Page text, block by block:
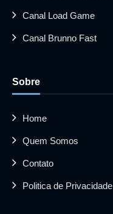
Canal Load Game
Canal Brunno Fast
Sobre
Home
Quem Somos
Contato
Politica de Privacidade